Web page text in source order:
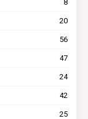
8
20
56
47
24
42
25